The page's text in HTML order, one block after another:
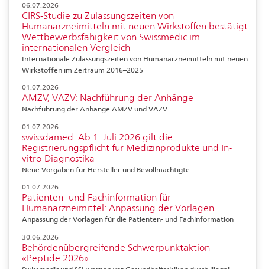
06.07.2026
CIRS-Studie zu Zulassungszeiten von
Humanarzneimitteln mit neuen Wirkstoffen bestätigt
Wettbewerbsfähigkeit von Swissmedic im
internationalen Vergleich
Internationale Zulassungszeiten von Humanarzneimitteln mit neuen
Wirkstoffen im Zeitraum 2016–2025
01.07.2026
AMZV, VAZV: Nachführung der Anhänge
Nachführung der Anhänge AMZV und VAZV
01.07.2026
swissdamed: Ab 1. Juli 2026 gilt die
Registrierungspflicht für Medizinprodukte und In-
vitro-Diagnostika
Neue Vorgaben für Hersteller und Bevollmächtigte
01.07.2026
Patienten- und Fachinformation für
Humanarzneimittel: Anpassung der Vorlagen
Anpassung der Vorlagen für die Patienten- und Fachinformation
30.06.2026
Behördenübergreifende Schwerpunktaktion
«Peptide 2026»